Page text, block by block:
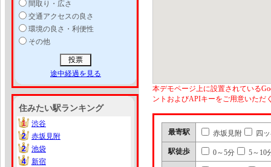
間取り・広さ
交通アクセスの良さ
環境の良さ・利便性
その他
途中経過を見る
住みたい駅ランキング
1
1
渋谷
2
2
赤坂見附
2
2
池袋
4
4
新宿
本デモページ上に設置されている
ントおよびAPIキーをご用意いただ
最寄駅 赤坂見附 四
駅徒歩 0～5分 5～10